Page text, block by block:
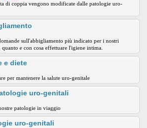
di coppia vengono modificate dalle patologie uro-
sull'abbigliamento più indicato per i nostri
e con cosa effettuare l'igiene intima.
e diete
per mantenere la salute uro-genitale
uro-genitali
patologie in viaggio
uro-genitali